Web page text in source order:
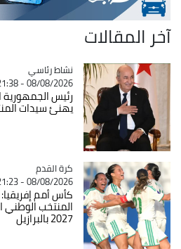
آخر المقالات
Catégorie
نشاط رئاسي
08/08/2026 - 21:38
رئيس الجمهورية
يهنئ سيدات
Catégorie
كرة القدم
08/08/2026 - 21:23
كأس أمم إفريقيا:
المنتخب الوطني
2027 بالبرازيل